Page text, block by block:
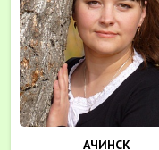
АЧИНСК